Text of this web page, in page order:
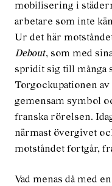
mobilisering i
arbetare som inte
Ur det här
Debout, som med
spridit sig till många
Torgockupationen av
gemensam symbol
franska rörelsen.
närmast övergivet
motståndet fortgår,
Vad menas då med